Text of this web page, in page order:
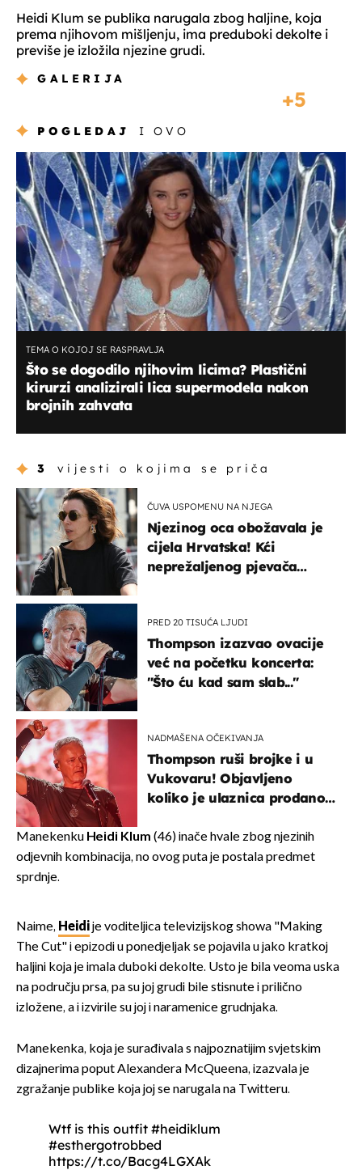
Heidi Klum se publika narugala zbog haljine, koja
prema njihovom mišljenju, ima preduboki dekolte i
previše je izložila njezine grudi.
GALERIJA
5
POGLEDAJ I OVO
TEMA O KOJOJ SE RASPRAVLJA
Što se dogodilo njihovim licima? Plastični
kirurzi analizirali lica supermodela nakon
brojnih zahvata
3 vijesti o kojima se priča
ČUVA USPOMENU NA NJEGA
Njezinog oca obožavala je
cijela Hrvatska! Kći
neprežaljenog pjevača
PRED 20 TISUĆA LJUDI
Thompson izazvao ovacije
već na početku koncerta:
"Što ću kad sam slab..."
NADMAŠENA OČEKIVANJA
Thompson ruši brojke i u
Vukovaru! Objavljeno
koliko je ulaznica prodano
Manekenku Heidi Klum (46) inače hvale zbog njezinih
odjevnih kombinacija, no ovog puta je postala predmet
sprdnje.
Naime, Heidije voditeljica televizijskog showa "Making
The Cut" i epizodi u ponedjeljak se pojavila u jako kratkoj
haljini koja je imala duboki dekolte. Usto je bila veoma uska
na području prsa, pa su joj grudi bile stisnute i prilično
izložene, a i izvirile su joj i naramenice grudnjaka.
Manekenka, koja je surađivala s najpoznatijim svjetskim
dizajnerima poput Alexandera McQueena, izazvala je
zgražanje publike koja joj se narugala na Twitteru.
Wtf is this outfit #heidiklum
#esthergotrobbed
https://t.co/Bacg4LGXAk